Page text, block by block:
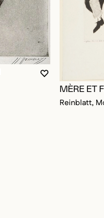
VOUS DEVEZ
FERMER LA
OUVRIR LA
MÈRE ET
Reinblatt,